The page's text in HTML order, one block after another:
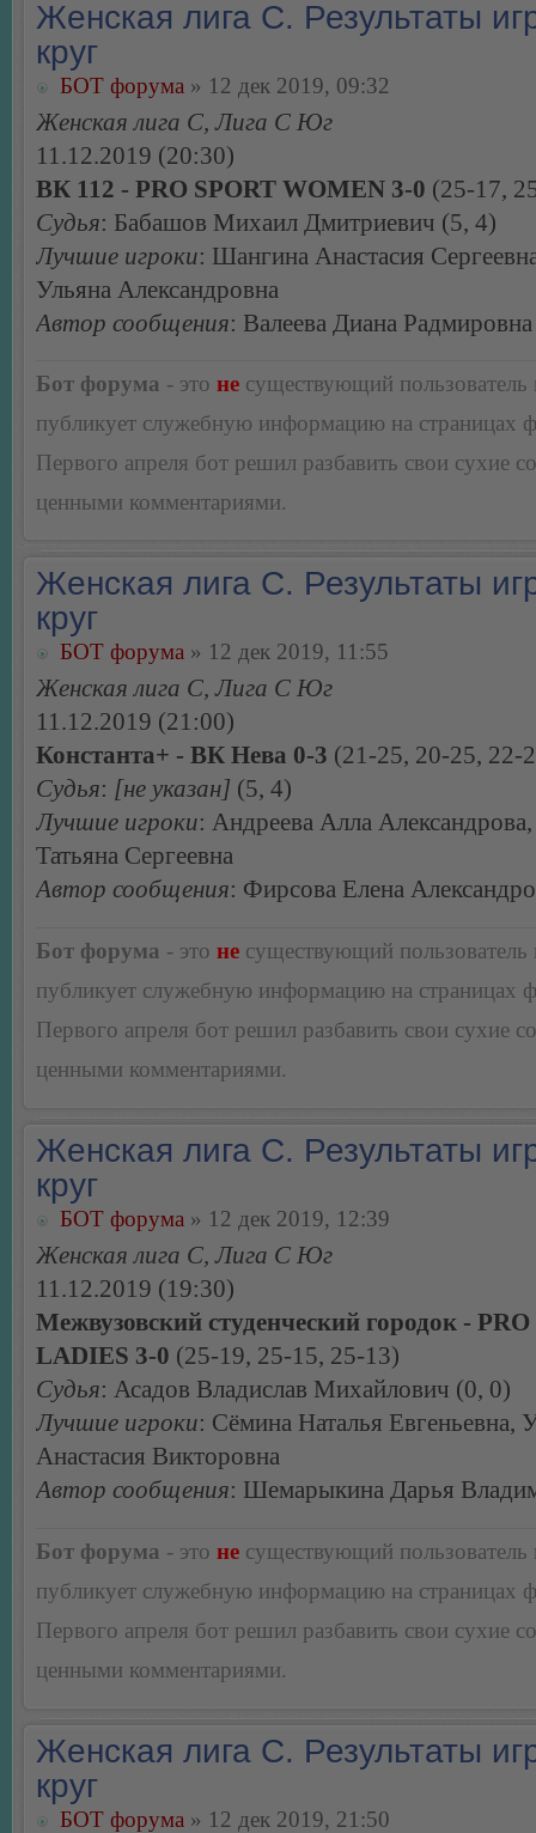
Женская лига С. Результаты
круг
БОТ форума » 12 дек 2019, 09:32
Женская лига С, Лига С Юг
11.12.2019 (20:30)
ВК 112 - PRO SPORT WOMEN 3-0 (25-17,
Судья: Бабашов Михаил Дмитриевич (5, 4)
Лучшие игроки: Шангина Анастасия
Ульяна Александровна
Автор сообщения: Валеева Диана Радмировна
Бот форума - это не существующий пользователь
публикует служебную информацию на страницах
Первого апреля бот решил разбавить свои сухие
ценными комментариями.
Женская лига С. Результаты
круг
БОТ форума » 12 дек 2019, 11:55
Женская лига С, Лига С Юг
11.12.2019 (21:00)
Константа+ - ВК Нева 0-3 (21-25, 20-25, 22-
Судья: [не указан] (5, 4)
Лучшие игроки: Андреева Алла
Татьяна Сергеевна
Автор сообщения: Фирсова Елена
Бот форума - это не существующий пользователь
публикует служебную информацию на страницах
Первого апреля бот решил разбавить свои сухие
ценными комментариями.
Женская лига С. Результаты
круг
БОТ форума » 12 дек 2019, 12:39
Женская лига С, Лига С Юг
11.12.2019 (19:30)
Межвузовский студенческий городок -
LADIES 3-0 (25-19, 25-15, 25-13)
Судья: Асадов Владислав Михайлович (0, 0)
Лучшие игроки: Сёмина Наталья Евгеньевна,
Анастасия Викторовна
Автор сообщения: Шемарыкина Дарья
Бот форума - это не существующий пользователь
публикует служебную информацию на страницах
Первого апреля бот решил разбавить свои сухие
ценными комментариями.
Женская лига С. Результаты
круг
БОТ форума » 12 дек 2019, 21:50